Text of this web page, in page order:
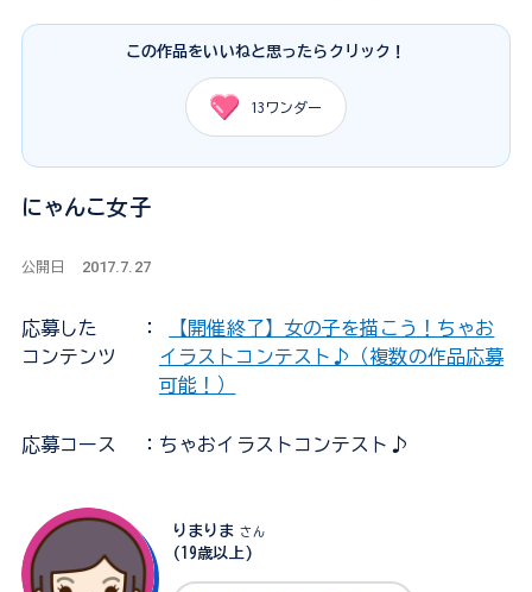
この作品をいいねと思ったらクリック！
13 ワンダー
にゃんこ女子
公開日 2017.7.27
応募した
コンテンツ
：
【開催終了】女の子を描こう！ちゃお
イラストコンテスト♪（複数の作品応募
可能！）
応募コース ：ちゃおイラストコンテスト♪
りまりま さん
(19歳以上)